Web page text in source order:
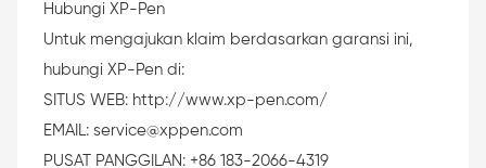
Hubungi XP-Pen
Untuk mengajukan klaim berdasarkan garansi ini,
hubungi XP-Pen di:
SITUS WEB: http://www.xp-pen.com/
EMAIL: service@xppen.com
PUSAT PANGGILAN: +86 183-2066-4319